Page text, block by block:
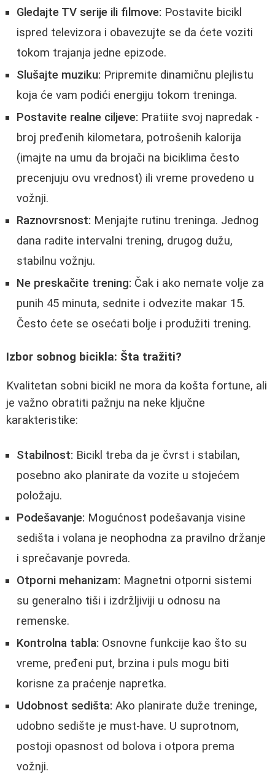
Gledajte TV serije ili filmove: Postavite bicikl
ispred televizora i obavezujte se da ćete voziti
tokom trajanja jedne epizode.
Slušajte muziku: Pripremite dinamičnu plejlistu
koja će vam podići energiju tokom treninga.
Postavite realne ciljeve: Pratiite svoj napredak -
broj pređenih kilometara, potrošenih kalorija
(imajte na umu da brojači na biciklima često
precenjuju ovu vrednost) ili vreme provedeno u
vožnji.
Raznovrsnost: Menjajte rutinu treninga. Jednog
dana radite intervalni trening, drugog dužu,
stabilnu vožnju.
Ne preskačite trening: Čak i ako nemate volje za
punih 45 minuta, sednite i odvezite makar 15.
Često ćete se osećati bolje i produžiti trening.
Izbor sobnog bicikla: Šta tražiti?
Kvalitetan sobni bicikl ne mora da košta fortune, ali
je važno obratiti pažnju na neke ključne
karakteristike:
Stabilnost: Bicikl treba da je čvrst i stabilan,
posebno ako planirate da vozite u stojećem
položaju.
Podešavanje: Mogućnost podešavanja visine
sedišta i volana je neophodna za pravilno držanje
i sprečavanje povreda.
Otporni mehanizam: Magnetni otporni sistemi
su generalno tiši i izdržljiviji u odnosu na
remenske.
Kontrolna tabla: Osnovne funkcije kao što su
vreme, pređeni put, brzina i puls mogu biti
korisne za praćenje napretka.
Udobnost sedišta: Ako planirate duže treninge,
udobno sedište je must-have. U suprotnom,
postoji opasnost od bolova i otpora prema
vožnji.